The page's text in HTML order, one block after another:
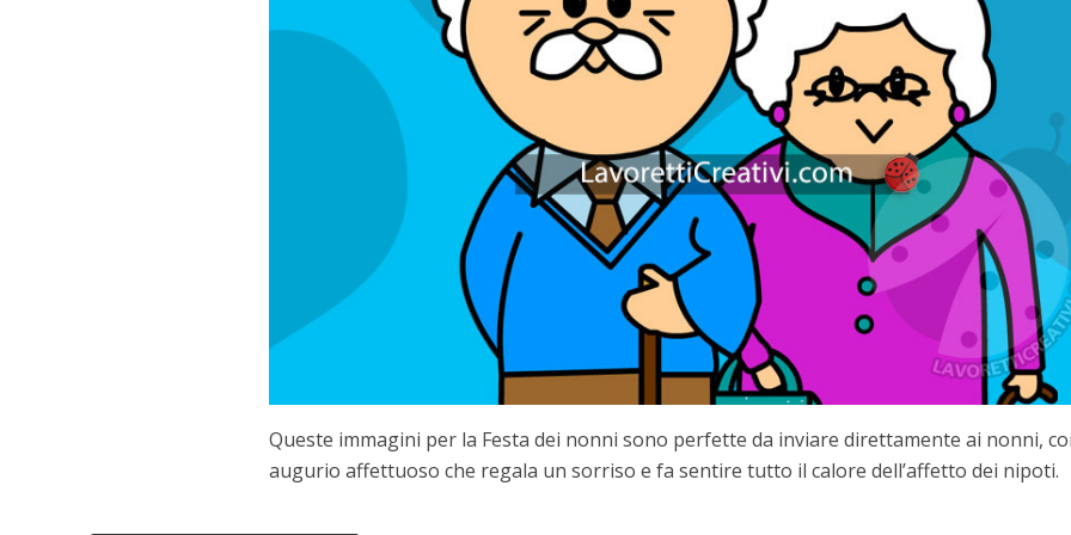
Queste immagini per la Festa dei nonni sono perfette da inviare direttamente ai nonni,
augurio affettuoso che regala un sorriso e fa sentire tutto il calore dell’affetto dei nipoti.